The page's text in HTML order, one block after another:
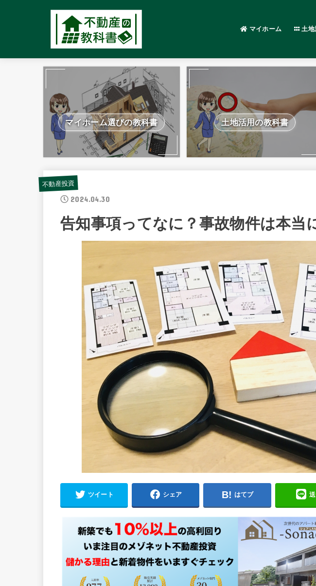
マイホーム 土地
マイホーム選びの教科書 土地活用の教科書
不動産投資
2024.04.30
告知事項ってなに？事故物件は本当
ツイート シェア はてブ